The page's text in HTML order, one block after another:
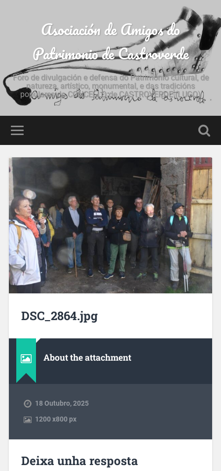
Asociación de Amigos do
Patrimonio de Castroverde
Foro de divulgación e defensa do Patrimonio cultural, de
natureza, artístico, monumental, e das tradicións
populares do CONCELLO de CASTROVERDE (LUGO)
DSC_2864.jpg
About the attachment
18 Outubro, 2025
1200x800 px
Deixa unha resposta